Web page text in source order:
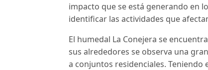
impacto que se está generando en
identificar las actividades que
El humedal La Conejera se
sus alrededores se observa una
a conjuntos residenciales. Teniendo